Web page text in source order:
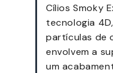
Cílios Smoky
tecnologia
partículas de
envolvem a
um